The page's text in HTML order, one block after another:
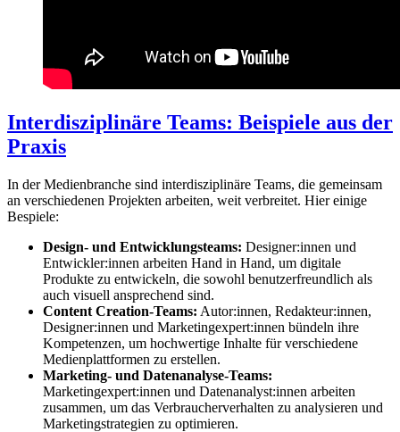
Interdisziplinäre Teams: Beispiele aus der
Praxis
In der Medienbranche sind interdisziplinäre Teams, die gemeinsam
an verschiedenen Projekten arbeiten, weit verbreitet. Hier einige
Bespiele:
Design- und Entwicklungsteams: Designer:innen und
Entwickler:innen arbeiten Hand in Hand, um digitale
Produkte zu entwickeln, die sowohl benutzerfreundlich als
auch visuell ansprechend sind.
Content Creation-Teams: Autor:innen, Redakteur:innen,
Designer:innen und Marketingexpert:innen bündeln ihre
Kompetenzen, um hochwertige Inhalte für verschiedene
Medienplattformen zu erstellen.
Marketing- und Datenanalyse-Teams:
Marketingexpert:innen und Datenanalyst:innen arbeiten
zusammen, um das Verbraucherverhalten zu analysieren und
Marketingstrategien zu optimieren.